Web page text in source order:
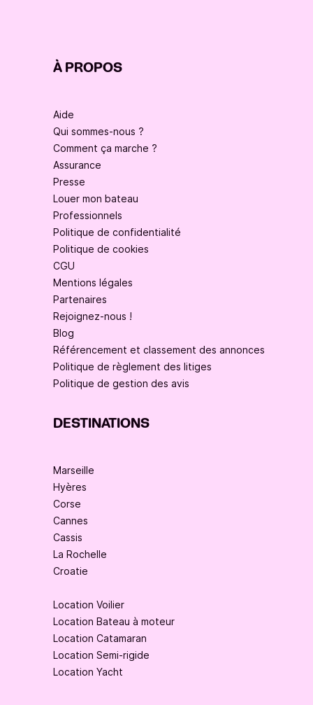
À PROPOS
Aide
Qui sommes-nous ?
Comment ça marche ?
Assurance
Presse
Louer mon bateau
Professionnels
Politique de confidentialité
Politique de cookies
CGU
Mentions légales
Partenaires
Rejoignez-nous !
Blog
Référencement et classement des annonces
Politique de règlement des litiges
Politique de gestion des avis
DESTINATIONS
Marseille
Hyères
Corse
Cannes
Cassis
La Rochelle
Croatie
Location Voilier
Location Bateau à moteur
Location Catamaran
Location Semi-rigide
Location Yacht